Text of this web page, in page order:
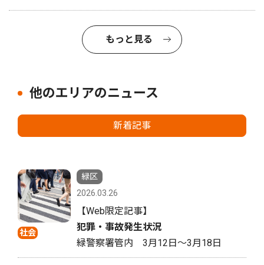
もっと見る
他のエリアのニュース
新着記事
社会
緑区
2026.03.26
【Web限定記事】
犯罪・事故発生状況
緑警察署管内 3月12日〜3月18日